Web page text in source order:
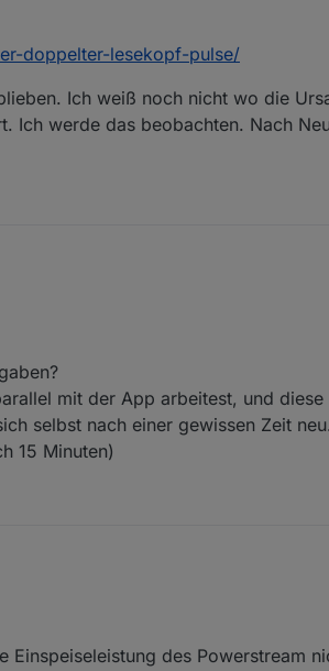
doppelter-lesekopf-pulse/
Ich weiß noch nicht wo die
Ich werde das beobachten. Nach
Ich weiß noch nicht wo die Ursache lag,
das beobachten. Nach Neustart des
mit der App arbeitest, und diese
selbst nach einer gewissen Zeit
15 Minuten)
gewissen Zeit neu. (Am Tag nach einer
des Powerstream